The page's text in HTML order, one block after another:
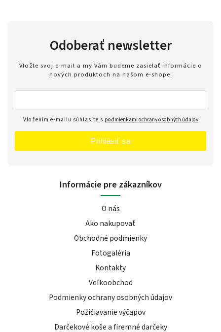
Odoberať newsletter
Vložte svoj e-mail a my Vám budeme zasielať informácie o
nových produktoch na našom e-shope.
Vložením e-mailu súhlasíte s podmienkami ochrany osobných údajov
Prihlásiť sa
Informácie pre zákazníkov
O nás
Ako nakupovať
Obchodné podmienky
Fotogaléria
Kontakty
Veľkoobchod
Podmienky ochrany osobných údajov
Požičiavanie výčapov
Darčekové koše a firemné darčeky